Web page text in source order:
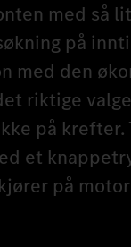
med så
på
med den
riktige
på krefter.
et
på